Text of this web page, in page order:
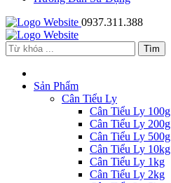
0937.311.388
Sản Phẩm
Cân Tiểu Ly
Cân Tiểu Ly 100g
Cân Tiểu Ly 200g
Cân Tiểu Ly 500g
Cân Tiểu Ly 10kg
Cân Tiểu Ly 1kg
Cân Tiểu Ly 2kg